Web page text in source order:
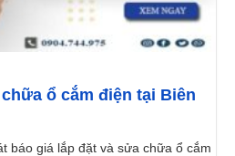
ổ cắm điện tại Biên
báo giá lắp đặt và sửa chữa ổ cắm